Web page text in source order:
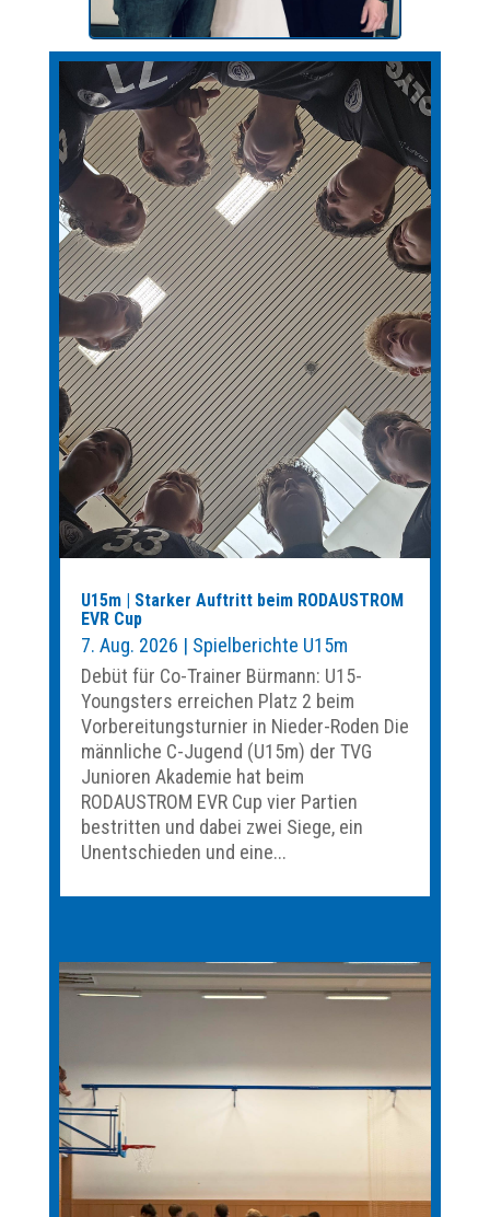
U15m | Starker Auftritt beim RODAUSTROM
EVR Cup
7. Aug. 2026 | Spielberichte U15m
Debüt für Co-Trainer Bürmann: U15-
Youngsters erreichen Platz 2 beim
Vorbereitungsturnier in Nieder-Roden Die
männliche C-Jugend (U15m) der TVG
Junioren Akademie hat beim
RODAUSTROM EVR Cup vier Partien
bestritten und dabei zwei Siege, ein
Unentschieden und eine...